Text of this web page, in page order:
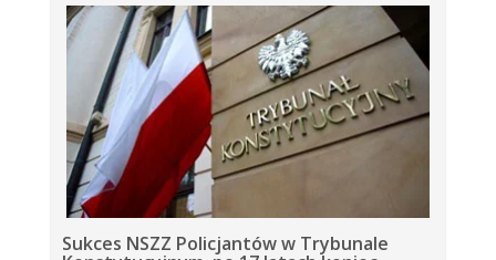
Sukces NSZZ Policjantów w Trybunale